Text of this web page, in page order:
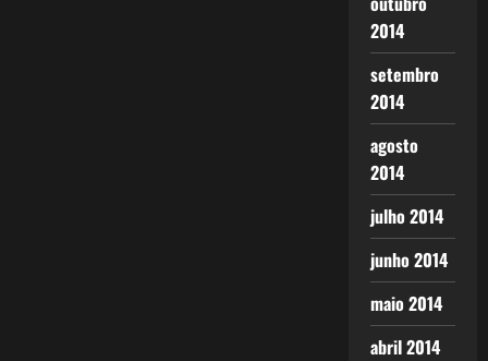
2014
setembro
2014
agosto
2014
julho 2014
junho 2014
maio 2014
abril 2014